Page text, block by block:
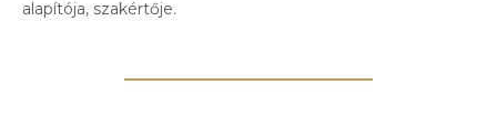
alapítója, szakértője.